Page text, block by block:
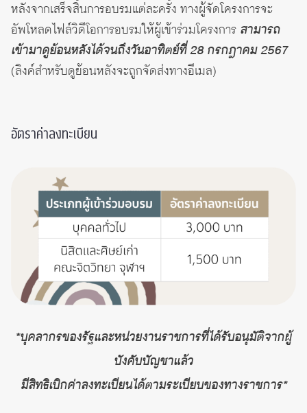
หลังจากเสร็จสิ้นการอบรมแต่ละครั้ง ทางผู้จัดโครงการจะ
อัพโหลดไฟล์วิดีโอการอบรมให้ผู้เข้าร่วมโครงการ สามารถ
เข้ามาดูย้อนหลังได้จนถึงวันอาทิตย์ที่ 28 กรกฎาคม 2567
(ลิงค์สำหรับดูย้อนหลังจะถูกจัดส่งทางอีเมล)
อัตราค่าลงทะเบียน
*บุคลากรของรัฐและหน่วยงานราชการที่ได้รับอนุมัติจากผู้
บังคับบัญชาแล้ว
มีสิทธิเบิกค่าลงทะเบียนได้ตามระเบียบของทางราชการ*